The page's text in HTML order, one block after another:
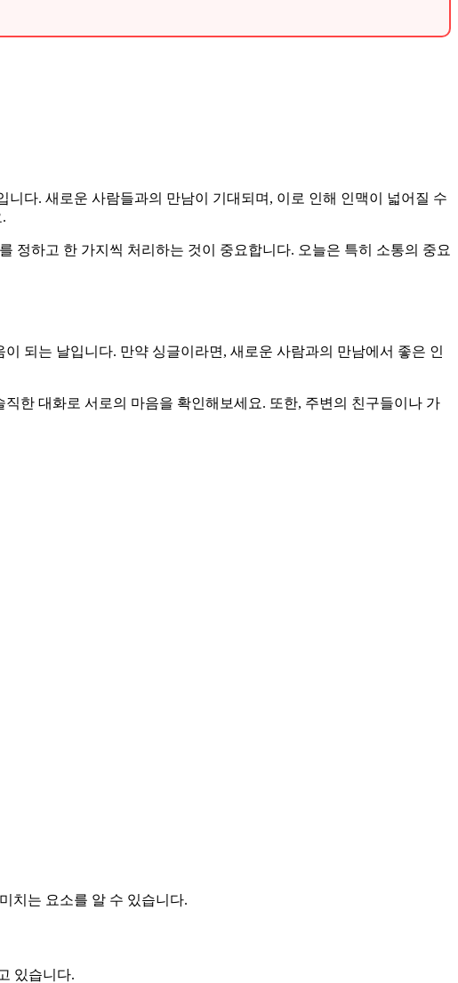
다. 새로운 사람들과의 만남이 기대되며, 이로 인해 인맥이 넓어질 수
정하고 한 가지씩 처리하는 것이 중요합니다. 오늘은 특히 소통의 중요
되는 날입니다. 만약 싱글이라면, 새로운 사람과의 만남에서 좋은 인
한 대화로 서로의 마음을 확인해보세요. 또한, 주변의 친구들이나 가
치는 요소를 알 수 있습니다.
있습니다.